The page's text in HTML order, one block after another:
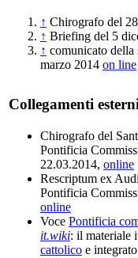
↑ Chirografo del
↑ Briefing del 5
↑ comunicato della
marzo 2014 on line
Collegamenti
Chirografo del
Pontificia
22.03.2014, online
Rescriptum ex
Pontificia
online
Voce Pontificia
it.wiki: il materiale
cattolico e integrato